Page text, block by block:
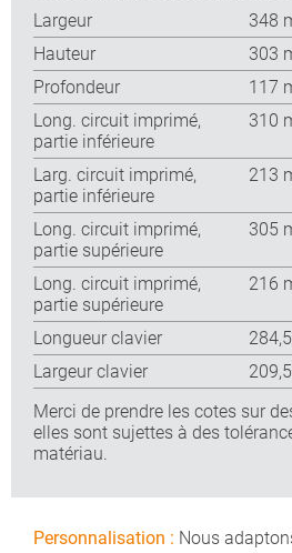
Largeur
348
Hauteur
303
Profondeur
117
Long. circuit imprimé,
partie inférieure
310
Larg. circuit imprimé,
partie inférieure
213
Long. circuit imprimé,
partie supérieure
305
Long. circuit imprimé,
partie supérieure
216
Longueur clavier
Largeur clavier
Merci de prendre les cotes sur
elles sont sujettes à des
matériau.
Personnalisation : Nous